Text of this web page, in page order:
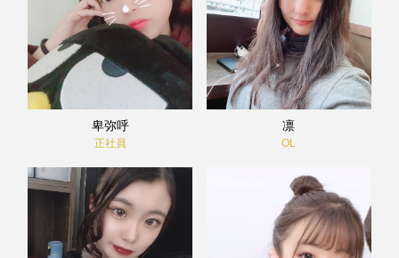
卑弥呼
正社員
凛
OL